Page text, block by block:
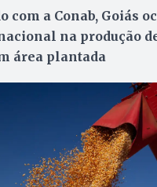
com a Conab, Goiás
na produção
área plantada